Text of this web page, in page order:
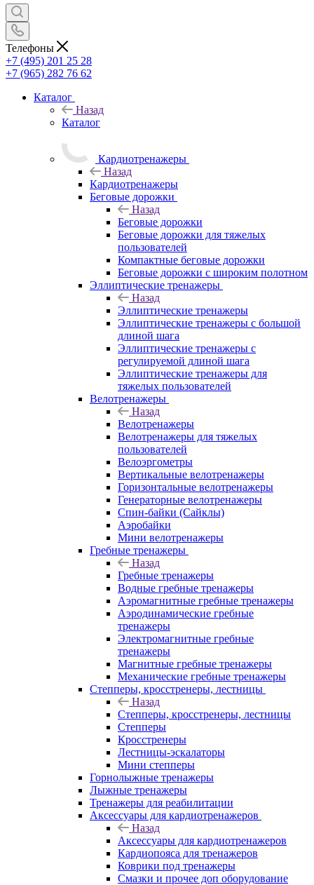
Телефоны
+7 (495) 201 25 28
+7 (965) 282 76 62
Каталог
Назад
Каталог
Кардиотренажеры
Назад
Кардиотренажеры
Беговые дорожки
Назад
Беговые дорожки
Беговые дорожки для тяжелых
пользователей
Компактные беговые дорожки
Беговые дорожки с широким полотном
Эллиптические тренажеры
Назад
Эллиптические тренажеры
Эллиптические тренажеры с большой
длиной шага
Эллиптические тренажеры с
регулируемой длиной шага
Эллиптические тренажеры для
тяжелых пользователей
Велотренажеры
Назад
Велотренажеры
Велотренажеры для тяжелых
пользователей
Велоэргометры
Вертикальные велотренажеры
Горизонтальные велотренажеры
Генераторные велотренажеры
Спин-байки (Сайклы)
Аэробайки
Мини велотренажеры
Гребные тренажеры
Назад
Гребные тренажеры
Водные гребные тренажеры
Аэромагнитные гребные тренажеры
Аэродинамические гребные
тренажеры
Электромагнитные гребные
тренажеры
Магнитные гребные тренажеры
Механические гребные тренажеры
Степперы, кросстренеры, лестницы
Назад
Степперы, кросстренеры, лестницы
Степперы
Кросстренеры
Лестницы-эскалаторы
Мини степперы
Горнолыжные тренажеры
Лыжные тренажеры
Тренажеры для реабилитации
Аксессуары для кардиотренажеров
Назад
Аксессуары для кардиотренажеров
Кардиопояса для тренажеров
Коврики под тренажеры
Смазки и прочее доп оборудование